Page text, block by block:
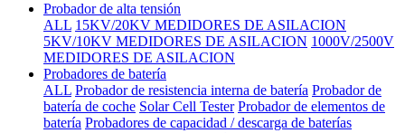
Probador de alta tensión
ALL 15KV/20KV MEDIDORES DE ASILACION
5KV/10KV MEDIDORES DE ASILACION 1000V/2500V
MEDIDORES DE ASILACION
Probadores de batería
ALL Probador de resistencia interna de batería Probador de
batería de coche Solar Cell Tester Probador de elementos de
batería Probadores de capacidad / descarga de baterías